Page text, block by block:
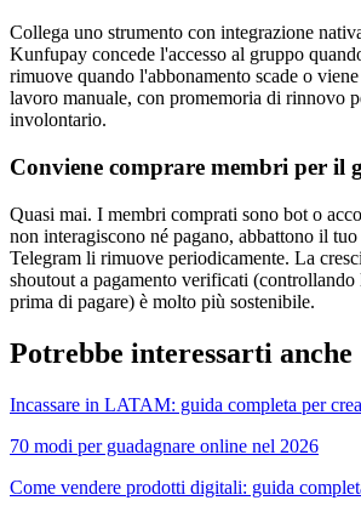
Collega uno strumento con integrazione
Kunfupay concede l'accesso al gruppo
rimuove quando l'abbonamento scade o
lavoro manuale, con promemoria di rinnovo
involontario.
Conviene comprare membri per il
Quasi mai. I membri comprati sono bot o
non interagiscono né pagano, abbattono il tuo
Telegram li rimuove periodicamente. La
shoutout a pagamento verificati (controllando
prima di pagare) è molto più sostenibile.
Potrebbe interessarti anche
Incassare in LATAM: guida completa per
70 modi per guadagnare online nel 2026
Come vendere prodotti digitali: guida